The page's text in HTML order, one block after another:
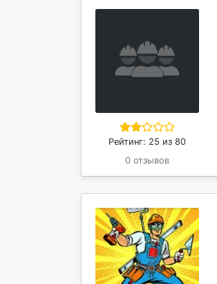
Рейтинг: 25 из 80
0 отзывов